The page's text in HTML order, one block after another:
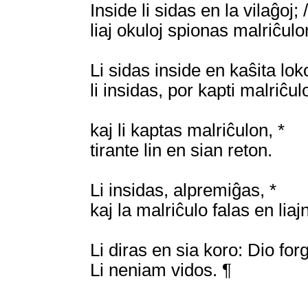
Inside li sidas en la vilaĝoj;
liaj okuloj spionas
Li sidas inside en kaŝita
li insidas, por kapti
kaj li kaptas malriĉulon, *
tirante lin en sian reton.
Li insidas, alpremiĝas, *
kaj la malriĉulo falas en
Li diras en sia koro: Dio
Li neniam vidos. ¶